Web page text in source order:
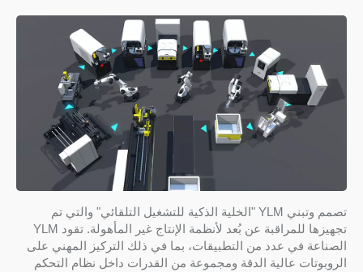
تصمم وتبني YLM "الخلية الذكية للتشغيل التلقائي" والتي تم
تجهيزها للمراقبة عن بُعد لأنظمة الإنتاج غير المأهولة. تقود YLM
الصناعة في عدد من التطبيقات، بما في ذلك التركيز المهني على
الروبوتات عالية الدقة ومجموعة من القدرات داخل نظام التحكم